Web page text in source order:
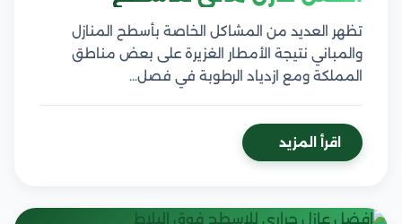
تظهر العديد من المشاكل الخاصة بأسطح المنازل
والمباني نتيجة الأمطار الغزيرة على بعض مناطق
المملكة ومع ازدياد الرطوبة في فصل…
اقرأ المزيد